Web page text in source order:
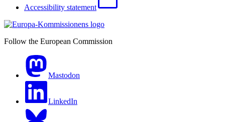
Accessibility statement
Follow the European Commission
Mastodon
LinkedIn